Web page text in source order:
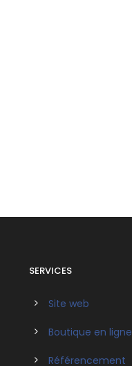
SERVICES
Site web
Boutique en ligne
Référencement